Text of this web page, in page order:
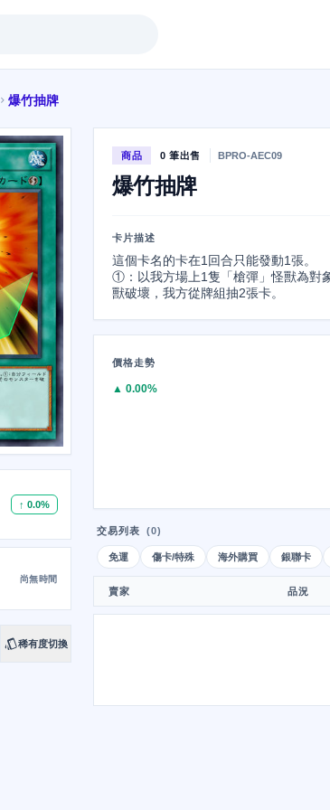
chevron_right 爆竹抽牌
↑ 0.0%
尚無時間
style稀有度切換
商品 0 筆出售 BPRO-AEC09
爆竹抽牌
卡片描述
這個卡名的卡在1回合只能發動1張。
①：以我方場上1隻「槍彈」怪獸為對
獸破壞，我方從牌組抽2張卡。
價格走勢
▲ 0.00%
交易列表 (0)
免運 傷卡/特殊 海外購買 銀聯卡
賣家 品況